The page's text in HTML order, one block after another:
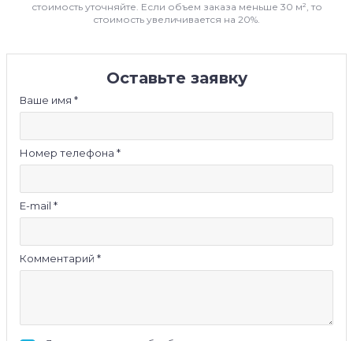
стоимость уточняйте. Если объем заказа меньше 30 м², то
стоимость увеличивается на 20%.
Оставьте заявку
Ваше имя *
Номер телефона *
E-mail *
Комментарий *